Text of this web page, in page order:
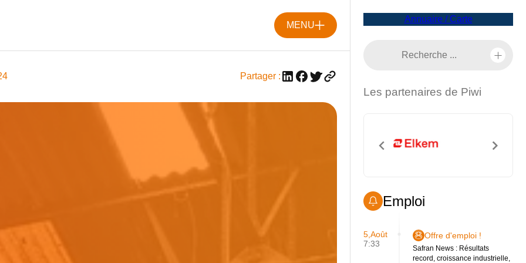
MENU
Partager :
Annuaire / Carte
Les partenaires de Piwi
Emploi
5,Août
7:33
Offre d'emploi !
Safran News : Résultats
record, croissance industrielle,